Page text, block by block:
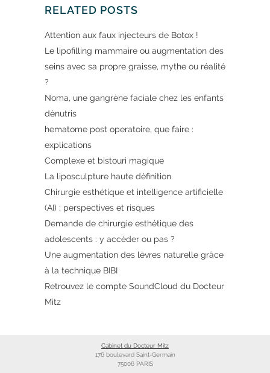
RELATED POSTS
Attention aux faux injecteurs de Botox !
Le lipofilling mammaire ou augmentation des
seins avec sa propre graisse, mythe ou réalité
?
Noma, une gangrène faciale chez les enfants
dénutris
hematome post operatoire, que faire :
explications
Complexe et bistouri magique
La liposculpture haute définition
Chirurgie esthétique et intelligence artificielle
(AI) : perspectives et risques
Demande de chirurgie esthétique des
adolescents : y accéder ou pas ?
Une augmentation des lèvres naturelle grâce
à la technique BIBI
Retrouvez le compte SoundCloud du Docteur
Mitz
Cabinet du Docteur Mitz
176 boulevard Saint-Germain
75006 PARIS